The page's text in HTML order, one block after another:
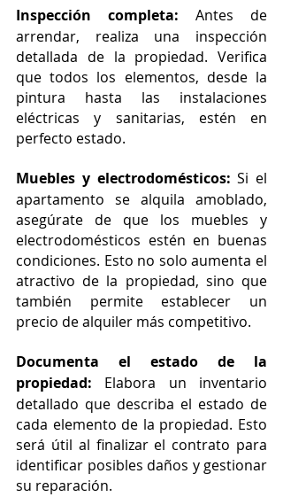
Inspección completa: Antes de
arrendar, realiza una inspección
detallada de la propiedad. Verifica
que todos los elementos, desde la
pintura hasta las instalaciones
eléctricas y sanitarias, estén en
perfecto estado.
Muebles y electrodomésticos: Si el
apartamento se alquila amoblado,
asegúrate de que los muebles y
electrodomésticos estén en buenas
condiciones. Esto no solo aumenta el
atractivo de la propiedad, sino que
también permite establecer un
precio de alquiler más competitivo.
Documenta el estado de la
propiedad: Elabora un inventario
detallado que describa el estado de
cada elemento de la propiedad. Esto
será útil al finalizar el contrato para
identificar posibles daños y gestionar
su reparación.